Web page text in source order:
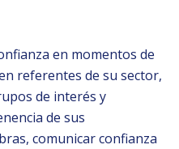
en momentos de
referentes de su sector,
de interés y
de sus
comunicar confianza